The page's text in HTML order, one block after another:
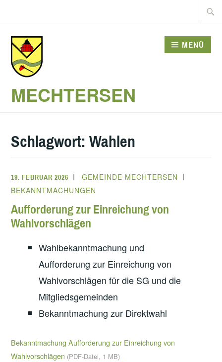
springen
Suche
MECHTERSEN
MENÜ
Schlagwort:Wahlen
19. FEBRUAR 2026
GEMEINDE MECHTERSEN
BEKANNTMACHUNGEN
Aufforderung zur Einreichung von
Wahlvorschlägen
Wahlbekanntmachung und
Aufforderung zur Einreichung von
Wahlvorschlägen für die SG und die
Mitgliedsgemeinden
Bekanntmachung zur Direktwahl
Bekanntmachung Aufforderung zur Einreichung von
Wahlvorschlägen (PDF-Datei, 1 MB)